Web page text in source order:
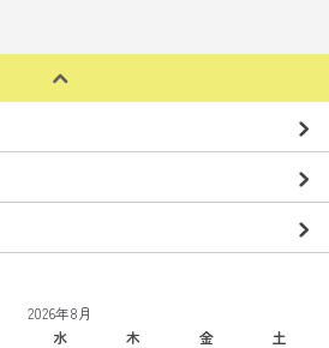
2026年8月
水 木 金
土